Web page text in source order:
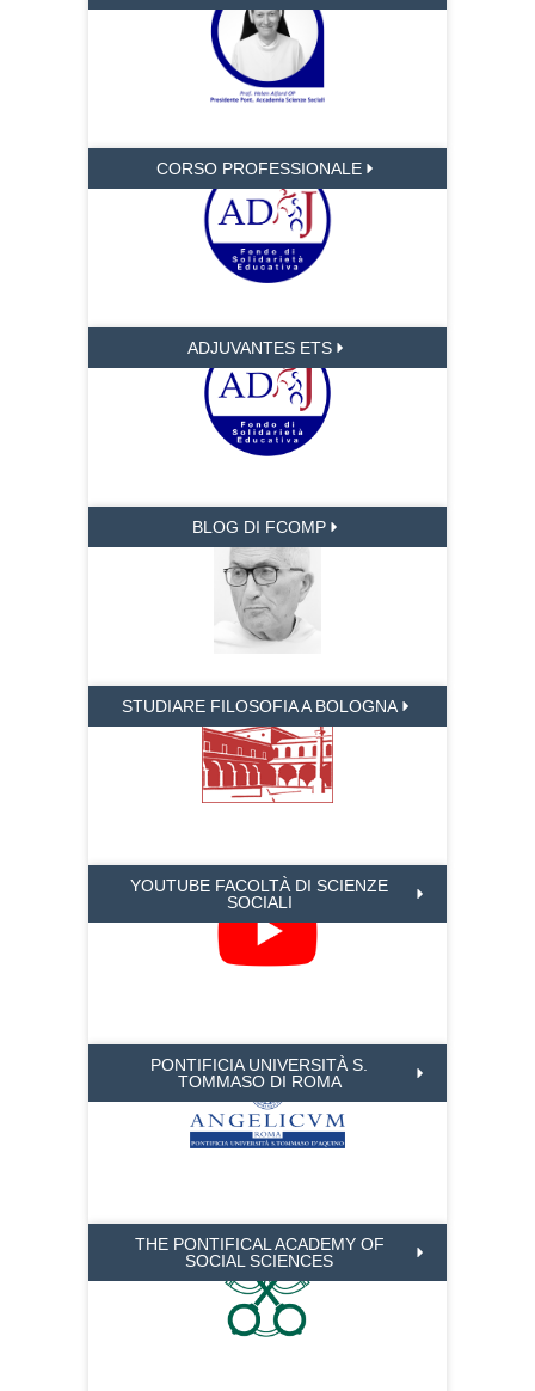
CORSO PROFESSIONALE
ADJUVANTES ETS
BLOG DI FCOMP
STUDIARE FILOSOFIA A BOLOGNA
YOUTUBE FACOLTÀ DI SCIENZE
SOCIALI
PONTIFICIA UNIVERSITÀ S.
TOMMASO DI ROMA
THE PONTIFICAL ACADEMY OF
SOCIAL SCIENCES